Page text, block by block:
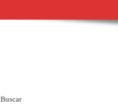
Buscar